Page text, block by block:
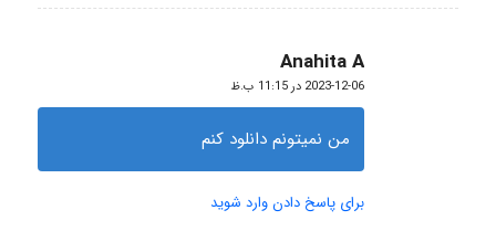
Anahita A
گفته:
2023-12-06 در 11:15 ب.ظ
من نمیتونم دانلود کنم
برای پاسخ دادن وارد شوید